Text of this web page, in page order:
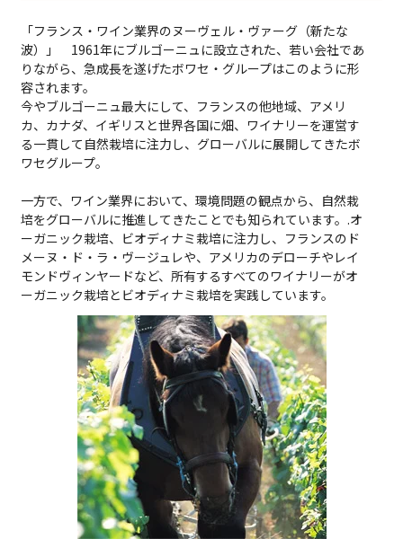
「フランス・ワイン業界のヌーヴェル・ヴァーグ（新たな
波）」 1961年にブルゴーニュに設立された、若い会社であ
りながら、急成長を遂げたボワセ・グループはこのように形
容されます。
今やブルゴーニュ最大にして、フランスの他地域、アメリ
カ、カナダ、イギリスと世界各国に畑、ワイナリーを運営す
る一貫して自然栽培に注力し、グローバルに展開してきたボ
ワセグループ。
一方で、ワイン業界において、環境問題の観点から、自然栽
培をグローバルに推進してきたことでも知られています。.オ
ーガニック栽培、ビオディナミ栽培に注力し、フランスのド
メーヌ・ド・ラ・ヴージュレや、アメリカのデローチやレイ
モンドヴィンヤードなど、所有するすべてのワイナリーがオ
ーガニック栽培とビオディナミ栽培を実践しています。